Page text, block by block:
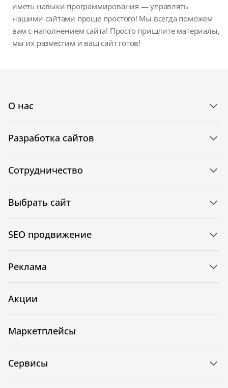
иметь навыки программирования — управлять
нашими сайтами проще простого! Мы всегда поможем
вам с наполнением сайта! Просто пришлите материалы,
мы их разместим и ваш сайт готов!
О нас
Разработка сайтов
Сотрудничество
Выбрать сайт
SEO продвижение
Реклама
Акции
Маркетплейсы
Сервисы